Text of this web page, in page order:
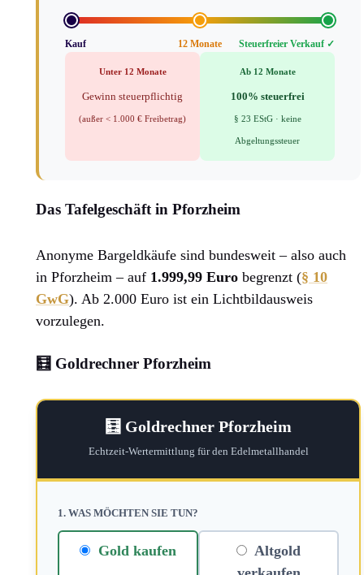
Kauf 12 Monate Steuerfreier Verkauf ✓
Unter 12 Monate
Gewinn steuerpflichtig
(außer < 1.000 € Freibetrag)
Ab 12 Monate
100% steuerfrei
§ 23 EStG · keine
Abgeltungssteuer
Das Tafelgeschäft in Pforzheim
Anonyme Bargeldkäufe sind bundesweit – also auch
in Pforzheim – auf 1.999,99 Euro begrenzt (§ 10
GwG). Ab 2.000 Euro ist ein Lichtbildausweis
vorzulegen.
🧮 Goldrechner Pforzheim
🧮 Goldrechner Pforzheim
Echtzeit-Wertermittlung für den Edelmetallhandel
1. WAS MÖCHTEN SIE TUN?
Gold kaufen
Altgold